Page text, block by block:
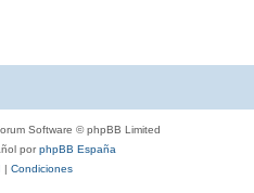
Software © phpBB Limited
porphpBB España
Condiciones